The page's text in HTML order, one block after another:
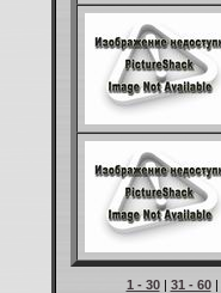
1 - 30| 31 - 60|